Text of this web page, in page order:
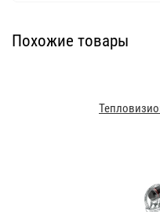
Похожие товары